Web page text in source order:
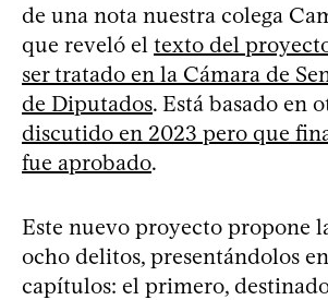
de una nota nuestra colega
que reveló el texto del
ser tratado en la Cámara de
de Diputados. Está basado en
discutido en 2023 pero que
fue aprobado.
Este nuevo proyecto propone
ocho delitos, presentándolos
capítulos: el primero,